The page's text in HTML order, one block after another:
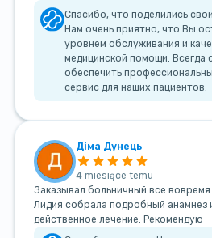
Спасибо, что поделились
Нам очень приятно, что Вы
уровнем обслуживания и
медицинской помощи. Всегда
обеспечить
сервис для наших пациентов.
Діма Дунець
4 miesiące temu
Заказывал больничный все вовремя
Лидия собрала подробный анамнез
действенное лечение. Рекомендую